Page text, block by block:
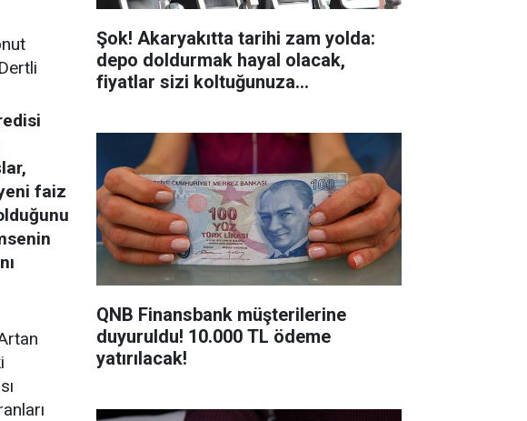
faiz
Şok! Akaryakıtta tarihi zam yolda:
depo doldurmak hayal olacak,
fiyatlar sizi koltuğunuza
QNB Finansbank müşterilerine
duyuruldu! 10.000 TL ödeme
yatırılacak!